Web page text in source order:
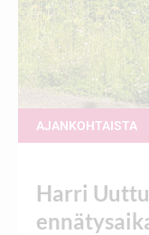
AJANKOHTAISTA
Harri